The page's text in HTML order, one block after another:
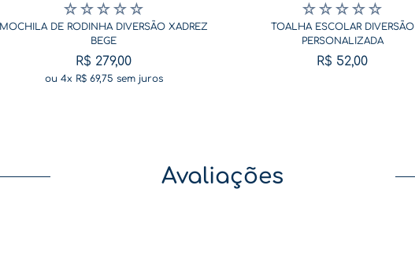
☆☆☆☆☆
MOCHILA DE RODINHA DIVERSÃO XADREZ
BEGE
R$ 279,00
ou 4x R$ 69,75 sem juros
☆☆☆☆☆
TOALHA ESCOLAR DIVERSÃO
PERSONALIZADA
R$ 52,00
Avaliações